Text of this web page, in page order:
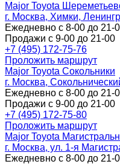
Major Toyota
г. Москва, Химки,
Ежедневно с 8-00 до 21-
Продажи с 9-00 до 21-00
+7 (495) 172-75-76
Проложить маршрут
Major Toyota Сокольники
г. Москва,
Ежедневно с 8-00 до 21-
Продажи с 9-00 до 21-00
+7 (495) 172-75-80
Проложить маршрут
Major Toyota
г. Москва, ул. 1-я
Ежедневно с 8-00 до 21-